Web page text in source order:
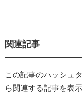
関連記事
この記事のハッシュ
ら関連する記事を表